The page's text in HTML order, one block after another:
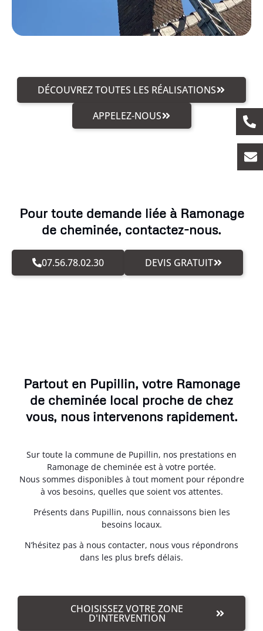
DÉCOUVREZ TOUTES LES RÉALISATIONS
APPELEZ-NOUS
Pour toute demande liée à Ramonage
de cheminée, contactez-nous.
07.56.78.02.30 DEVIS GRATUIT
Partout en Pupillin, votre Ramonage
de cheminée local proche de chez
vous, nous intervenons rapidement.
Sur toute la commune de Pupillin, nos prestations en
Ramonage de cheminée est à votre portée.
Nous sommes disponibles à tout moment pour répondre
à vos besoins, quelles que soient vos attentes.
Présents dans Pupillin, nous connaissons bien les
besoins locaux.
N’hésitez pas à nous contacter, nous vous répondrons
dans les plus brefs délais.
CHOISISSEZ VOTRE ZONE
D'INTERVENTION